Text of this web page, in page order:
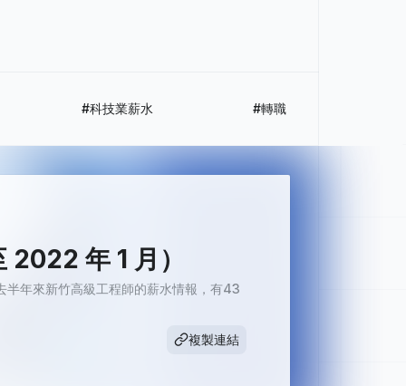
#科技業薪水 #轉職
年 1 月）
半年來新竹高級工程師的薪水情報，有43
複製連結